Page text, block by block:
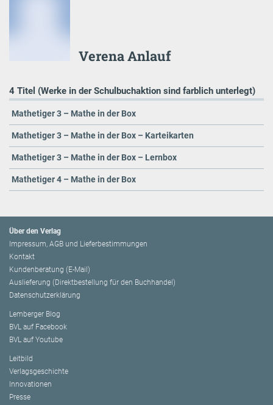
Verena Anlauf
4 Titel (Werke in der Schulbuchaktion sind farblich unterlegt)
Mathetiger 3 – Mathe in der Box
Mathetiger 3 – Mathe in der Box – Karteikarten
Mathetiger 3 – Mathe in der Box – Lernbox
Mathetiger 4 – Mathe in der Box
Über den Verlag
Impressum, AGB und Lieferbestimmungen
Kontakt
Kundenberatung (E-Mail)
Auslieferung (Direktbestellung für den Buchhandel)
Datenschutzerklärung
Lemberger Blog
BVL auf Facebook
BVL auf Youtube
Leitbild
Verlagsgeschichte
Innovationen
Presse